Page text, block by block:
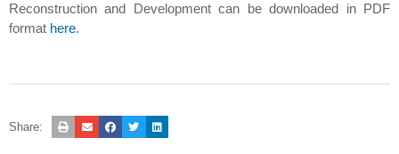
Reconstruction and Development can be downloaded in PDF
format here.
Share: